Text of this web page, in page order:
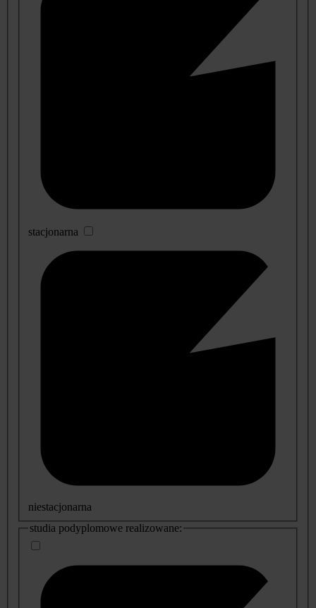
stacjonarna
niestacjonarna
studia podyplomowe realizowane: